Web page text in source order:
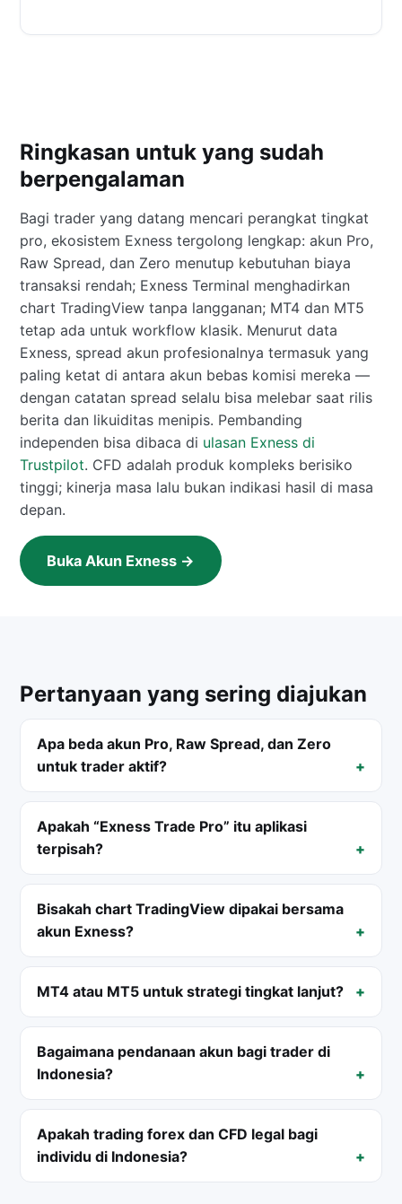
Ringkasan untuk yang sudah
berpengalaman
Bagi trader yang datang mencari perangkat tingkat
pro, ekosistem Exness tergolong lengkap: akun Pro,
Raw Spread, dan Zero menutup kebutuhan biaya
transaksi rendah; Exness Terminal menghadirkan
chart TradingView tanpa langganan; MT4 dan MT5
tetap ada untuk workflow klasik. Menurut data
Exness, spread akun profesionalnya termasuk yang
paling ketat di antara akun bebas komisi mereka —
dengan catatan spread selalu bisa melebar saat rilis
berita dan likuiditas menipis. Pembanding
independen bisa dibaca di ulasan Exness di
Trustpilot. CFD adalah produk kompleks berisiko
tinggi; kinerja masa lalu bukan indikasi hasil di masa
depan.
Buka Akun Exness →
Pertanyaan yang sering diajukan
Apa beda akun Pro, Raw Spread, dan Zero
untuk trader aktif?
Apakah “Exness Trade Pro” itu aplikasi
terpisah?
Bisakah chart TradingView dipakai bersama
akun Exness?
MT4 atau MT5 untuk strategi tingkat lanjut?
Bagaimana pendanaan akun bagi trader di
Indonesia?
Apakah trading forex dan CFD legal bagi
individu di Indonesia?